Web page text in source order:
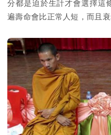
分都是迫於生計才會選擇這
遍壽命會比正常人短，而且衰